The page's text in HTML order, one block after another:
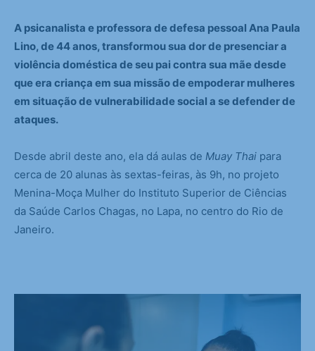
A psicanalista e professora de defesa pessoal Ana Paula
Lino, de 44 anos, transformou sua dor de presenciar a
violência doméstica de seu pai contra sua mãe desde
que era criança em sua missão de empoderar mulheres
em situação de vulnerabilidade social a se defender de
ataques.
Desde abril deste ano, ela dá aulas de Muay Thai para
cerca de 20 alunas às sextas-feiras, às 9h, no projeto
Menina-Moça Mulher do Instituto Superior de Ciências
da Saúde Carlos Chagas, no Lapa, no centro do Rio de
Janeiro.